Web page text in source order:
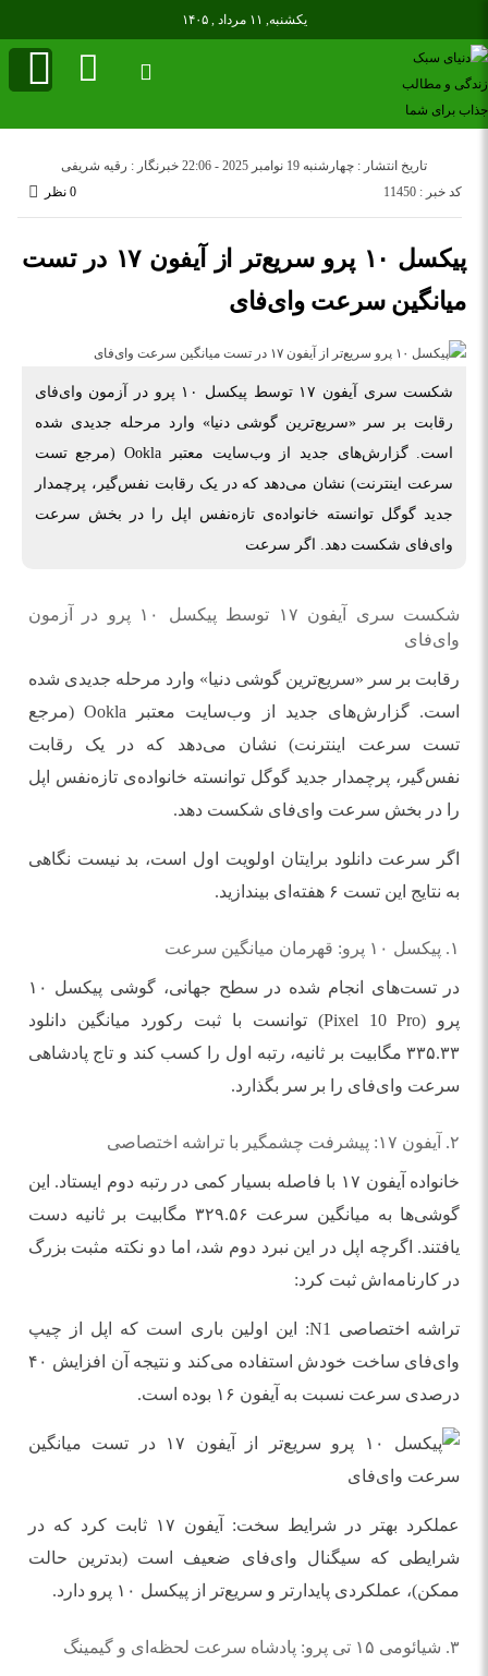
یکشنبه, ۱۱ مرداد , ۱۴۰۵
تاریخ انتشار : چهارشنبه 19 نوامبر 2025 - 22:06
خبرنگار : رقیه شریفی
کد خبر : 11450
0 نظر
پیکسل ۱۰ پرو سریع‌تر از آیفون ۱۷ در تست
میانگین سرعت وای‌فای
شکست سری آیفون ۱۷ توسط پیکسل ۱۰ پرو در آزمون وای‌فای
رقابت بر سر «سریع‌ترین گوشی دنیا» وارد مرحله جدیدی شده
است. گزارش‌های جدید از وب‌سایت معتبر Ookla (مرجع تست
سرعت اینترنت) نشان می‌دهد که در یک رقابت نفس‌گیر، پرچمدار
جدید گوگل توانسته خانواده‌ی تازه‌نفس اپل را در بخش سرعت
وای‌فای شکست دهد. اگر سرعت
شکست سری آیفون ۱۷ توسط پیکسل ۱۰ پرو در آزمون
وای‌فای
رقابت بر سر «سریع‌ترین گوشی دنیا» وارد مرحله جدیدی شده
است. گزارش‌های جدید از وب‌سایت معتبر Ookla (مرجع
تست سرعت اینترنت) نشان می‌دهد که در یک رقابت
نفس‌گیر، پرچمدار جدید گوگل توانسته خانواده‌ی تازه‌نفس اپل
را در بخش سرعت وای‌فای شکست دهد.
اگر سرعت دانلود برایتان اولویت اول است، بد نیست نگاهی
به نتایج این تست ۶ هفته‌ای بیندازید.
۱. پیکسل ۱۰ پرو: قهرمان میانگین سرعت
در تست‌های انجام شده در سطح جهانی، گوشی پیکسل ۱۰
پرو (Pixel 10 Pro) توانست با ثبت رکورد میانگین دانلود
۳۳۵.۳۳ مگابیت بر ثانیه، رتبه اول را کسب کند و تاج پادشاهی
سرعت وای‌فای را بر سر بگذارد.
۲. آیفون ۱۷: پیشرفت چشمگیر با تراشه اختصاصی
خانواده آیفون ۱۷ با فاصله بسیار کمی در رتبه دوم ایستاد. این
گوشی‌ها به میانگین سرعت ۳۲۹.۵۶ مگابیت بر ثانیه دست
یافتند. اگرچه اپل در این نبرد دوم شد، اما دو نکته مثبت بزرگ
در کارنامه‌اش ثبت کرد:
تراشه اختصاصی N1: این اولین باری است که اپل از چیپ
وای‌فای ساخت خودش استفاده می‌کند و نتیجه آن افزایش ۴۰
درصدی سرعت نسبت به آیفون ۱۶ بوده است.
عملکرد بهتر در شرایط سخت: آیفون ۱۷ ثابت کرد که در
شرایطی که سیگنال وای‌فای ضعیف است (بدترین حالت
ممکن)، عملکردی پایدارتر و سریع‌تر از پیکسل ۱۰ پرو دارد.
۳. شیائومی ۱۵ تی پرو: پادشاه سرعت لحظه‌ای و گیمینگ